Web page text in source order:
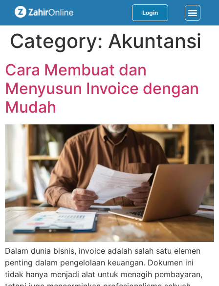
Login
Category: Akuntansi
Cara Membuat dan
Menyusun Invoice dengan
Mudah
Dalam dunia bisnis, invoice adalah salah satu elemen
penting dalam pengelolaan keuangan. Dokumen ini
tidak hanya menjadi alat untuk menagih pembayaran,